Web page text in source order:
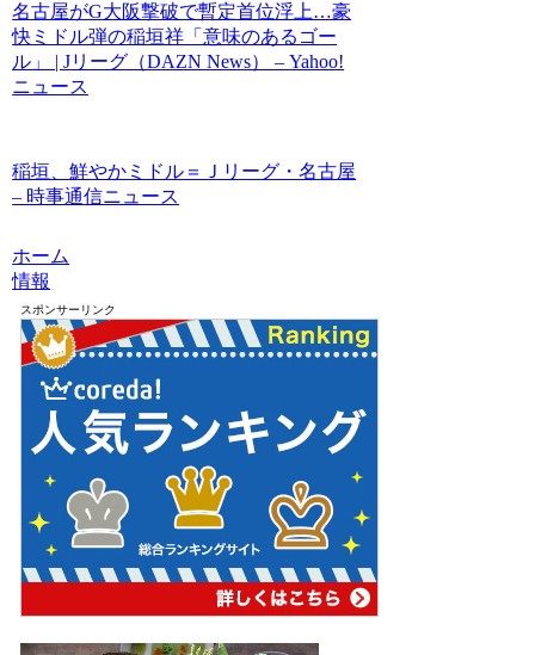
名古屋がG大阪撃破で暫定首位浮上…豪
快ミドル弾の稲垣祥「意味のあるゴー
ル」 | Jリーグ（DAZN News） – Yahoo!
ニュース
稲垣、鮮やかミドル＝Ｊリーグ・名古屋
– 時事通信ニュース
ホーム
情報
スポンサーリンク